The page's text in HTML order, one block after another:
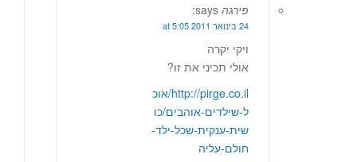
פירגה says:
24 בינואר 2011 at 5:05
ויקי יקרה
אולי תכיני את זו?
http://pirge.co.il/אוכ
ל-שילדים-אוהבים/כו
שית-ענקית-שכל-ילד-
חולם-עליה